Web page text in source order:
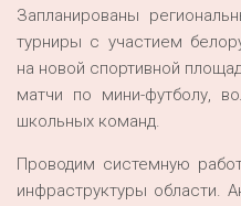
Запланированы
турниры с участием
на новой спортивной
матчи по мини-футболу,
школьных команд.
Проводим системную
инфраструктуры области.